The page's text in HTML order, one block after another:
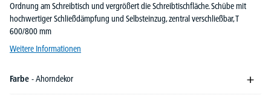
Ordnung am Schreibtisch und vergrößert die Schreibtischfläche. Schübe mit
hochwertiger Schließdämpfung und Selbsteinzug, zentral verschließbar, T
600/800 mm
Weitere Informationen
Farbe - Ahorndekor